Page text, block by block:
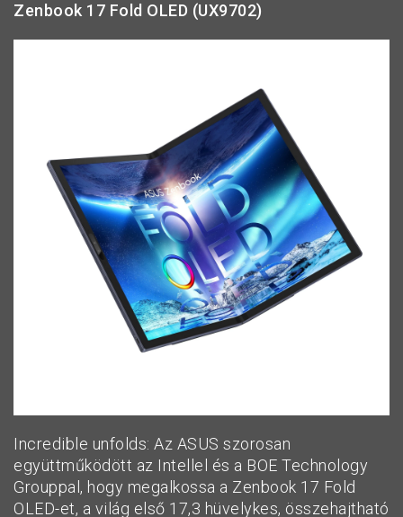
Zenbook 17 Fold OLED (UX9702)
Incredible unfolds: Az ASUS szorosan
együttműködött az Intellel és a BOE Technology
Grouppal, hogy megalkossa a Zenbook 17 Fold
OLED-et, a világ első 17,3 hüvelykes, összehajtható